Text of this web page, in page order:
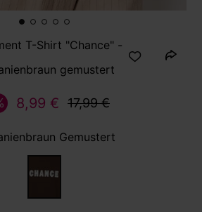
T-Shirt "Chance" -
gemustert
8,99 € 17,99 €
Gemustert